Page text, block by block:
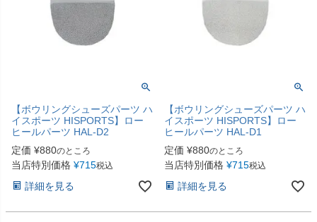
【ボウリングシューズパーツ ハ
イスポーツ HISPORTS】ロー
ヒールパーツ HAL-D2
定価 ¥880のところ
当店特別価格 ¥715税込
詳細を見る
【ボウリングシューズパーツ ハ
イスポーツ HISPORTS】ロー
ヒールパーツ HAL-D1
定価 ¥880のところ
当店特別価格 ¥715税込
詳細を見る